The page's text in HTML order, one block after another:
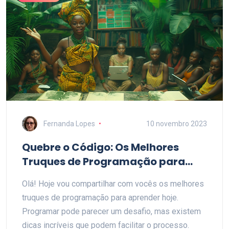
poderão dar seus primeiros passos na criação de
projetos digitais! Vem comigo nessa aventura
tecnológica!
Fernanda Lopes 10 novembro 2023
Quebre o Código: Os Melhores
Truques de Programação para
Olá! Hoje vou compartilhar com vocês os melhores
truques de programação para aprender hoje.
Programar pode parecer um desafio, mas existem
dicas incríveis que podem facilitar o processo.